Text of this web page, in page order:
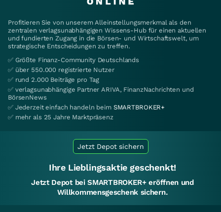
Profitieren Sie von unserem Alleinstellungsmerkmal als den
zentralen verlagsunabhängigen Wissens-Hub für einen aktuellen
und fundierten Zugang in die Börsen- und Wirtschaftswelt, um
strategische Entscheidungen zu treffen.
✅ Größte Finanz-Community Deutschlands
✅ über 550.000 registrierte Nutzer
✅ rund 2.000 Beiträge pro Tag
✅ verlagsunabhängige Partner ARIVA, FinanzNachrichten und
BörsenNews
✅ Jederzeit einfach handeln beim SMARTBROKER+
✅ mehr als 25 Jahre Marktpräsenz
Jetzt Depot sichern
Ihre Lieblingsaktie geschenkt!
Jetzt Depot bei SMARTBROKER+ eröffnen und
Willkommensgeschenk sichern.